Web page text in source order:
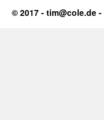
© 2017 - tim@cole.de -